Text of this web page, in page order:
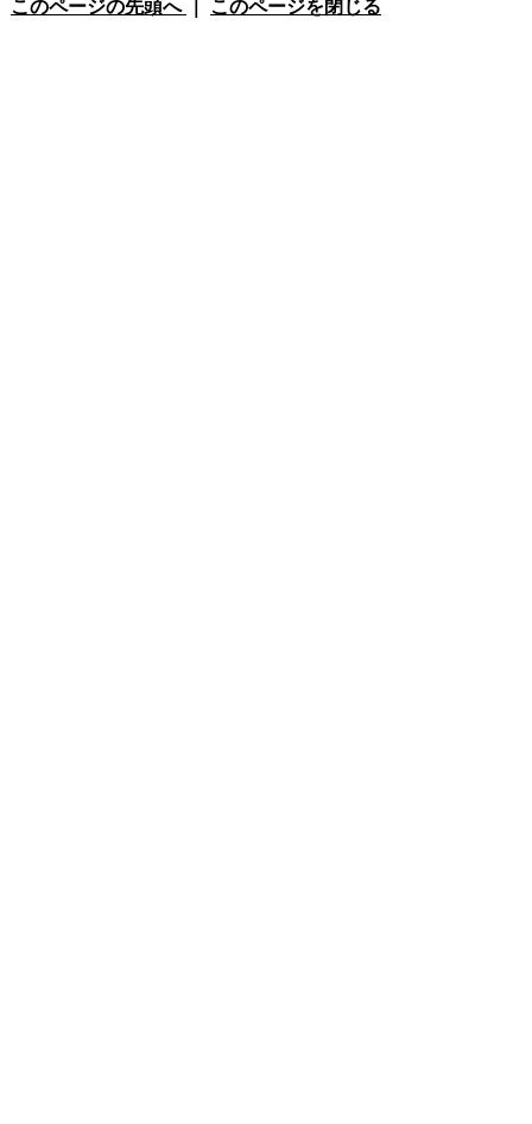
このページの先頭へ このページを閉じる